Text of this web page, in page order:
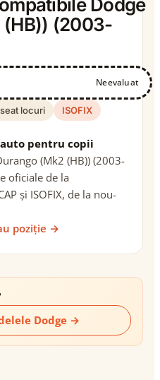
Dodge
(2003-
Neevaluat
locuri ISOFIX
pentru copii
(Mk2 (HB)) (2003-
oficiale de la
și ISOFIX, de la nou-
poziție →
Dodge →